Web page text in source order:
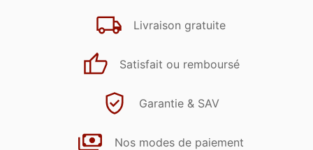
Livraison gratuite
Satisfait ou remboursé
Garantie & SAV
Nos modes de paiement